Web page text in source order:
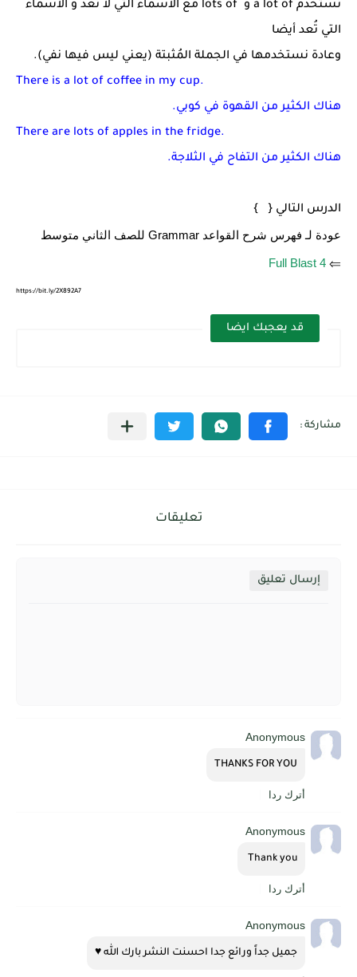
نستخدم a lot of و lots of مع الأسماء التي لا تُعد و الأسماء
التي تُعد أيضا
وعادة نستخدمها في الجملة المُثبتة (يعني ليس فيها نفي).
There is a lot of coffee in my cup.
هناك الكثير من القهوة في كوبي.
There are lots of apples in the fridge.
هناك الكثير من التفاح في الثلاجة.
الدرس التالي { }
عودة لـ فهرس شرح القواعد Grammar للصف الثاني متوسط
⇐
Full Blast 4
https://bit.ly/2X892A7
قد يعجبك ايضا
تعليقات
إرسال تعليق
Anonymous
THANKS FOR YOU
أترك ردا
Anonymous
Thank you
أترك ردا
Anonymous
جميل جداً ورائع جدا احسنت النشر بارك الله ♥